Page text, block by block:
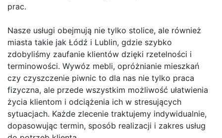
prac.
Nasze usługi obejmują nie tylko stolice, ale również
miasta takie jak Łódź i Lublin, gdzie szybko
zdobyliśmy zaufanie klientów dzięki rzetelności i
terminowości. Wywóz mebli, opróżnianie mieszkań
czy czyszczenie piwnic to dla nas nie tylko praca
fizyczna, ale przede wszystkim możliwość ułatwienia
życia klientom i odciążenia ich w stresujących
sytuacjach. Każde zlecenie traktujemy indywidualnie,
dopasowując termin, sposób realizacji i zakres usług